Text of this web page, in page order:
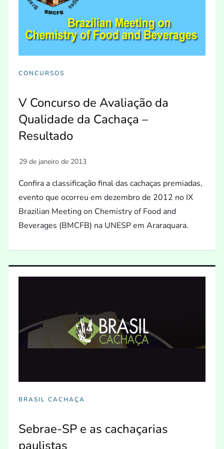
CONCURSOS
V Concurso de Avaliação da
Qualidade da Cachaça –
Resultado
Confira a classificação final das cachaças premiadas,
evento que ocorreu em dezembro de 2012 no IX
Brazilian Meeting on Chemistry of Food and
Beverages (BMCFB) na UNESP em Araraquara.
BRASIL CACHAÇA
Sebrae-SP e as cachaçarias
paulistas